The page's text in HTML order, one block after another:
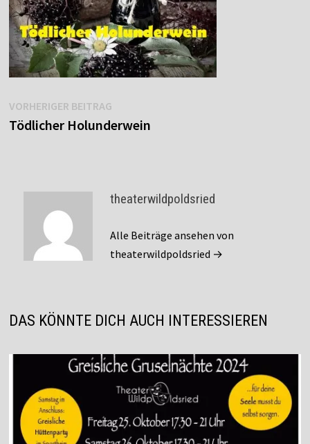
Beitragsnavigation
VORHERIGER BEITRAGVorheriger
Beitrag:
Tödlicher Holunderwein
theaterwildpoldsried
Alle Beiträge ansehen von
theaterwildpoldsried →
DAS KÖNNTE DICH AUCH INTERESSIEREN